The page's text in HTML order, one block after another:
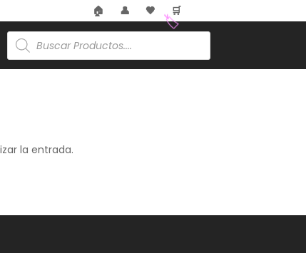
🏠 👤 🖤 🛒
Búsqueda
de
productos
la entrada.